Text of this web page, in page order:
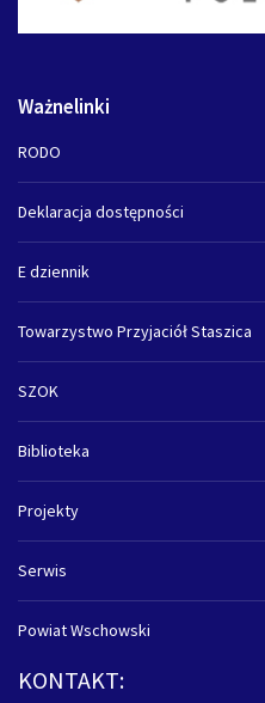
Ważnelinki
RODO
Deklaracja dostępności
E dziennik
Towarzystwo Przyjaciół Staszica
SZOK
Biblioteka
Projekty
Serwis
Powiat Wschowski
KONTAKT: